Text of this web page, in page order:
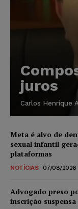
juros
Carlos Henrique
Meta é alvo de
sexual infantil
plataformas
NOTÍCIAS 07/08/2026
Advogado preso
inscrição suspensa